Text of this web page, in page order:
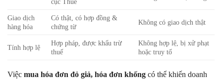
Giao dịch
hàng hóa
Có thật, có hợp đồng &
chứng từ
Không có giao dịch thật
Tính hợp lệ
Hợp pháp, được khấu trừ
thuế
Không hợp lệ, bị xử phạt
hoặc truy tố
Việc mua hóa đơn đỏ giả, hóa đơn khống có thể khiến doanh